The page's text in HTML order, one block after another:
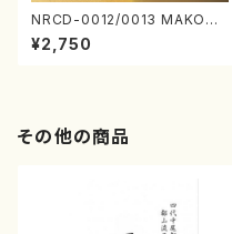
NRCD-0012/0013 MAKOTO
NAKAMURA SOLO PIANO v
ol.2, vol.3（ピアノ／CD）
¥2,750
その他の商品